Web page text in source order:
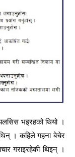
भइरहको थियो ।
। कहिले गहना बेचेर
गराइरहेकी थिइन् ।